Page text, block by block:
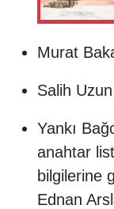
Murat
Salih
Yankı
anahtar
bilgilerine
Ednan